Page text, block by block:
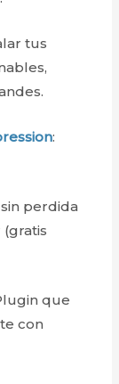
tus
:
perdida
que
con